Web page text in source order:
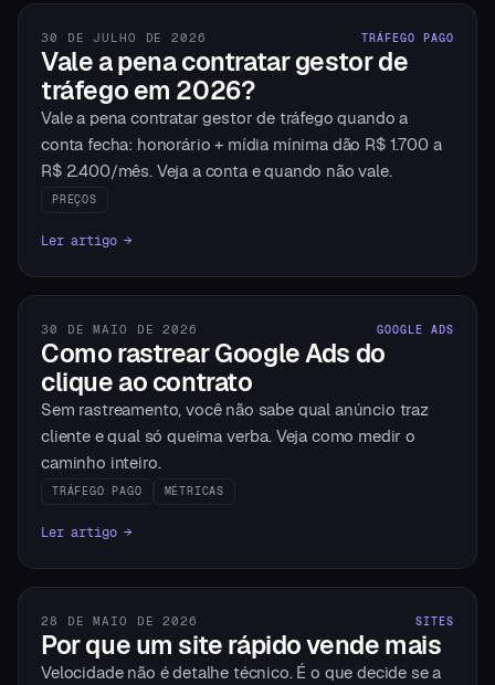
30 DE JULHO DE 2026 TRÁFEGO PAGO
Vale a pena contratar gestor de
tráfego em 2026?
Vale a pena contratar gestor de tráfego quando a
conta fecha: honorário + mídia mínima dão R$ 1.700 a
R$ 2.400/mês. Veja a conta e quando não vale.
PREÇOS
Ler artigo →
30 DE MAIO DE 2026 GOOGLE ADS
Como rastrear Google Ads do
clique ao contrato
Sem rastreamento, você não sabe qual anúncio traz
cliente e qual só queima verba. Veja como medir o
caminho inteiro.
TRÁFEGO PAGO MÉTRICAS
Ler artigo →
28 DE MAIO DE 2026 SITES
Por que um site rápido vende mais
Velocidade não é detalhe técnico. É o que decide se a